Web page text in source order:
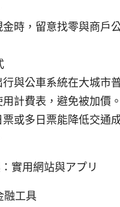
金時，留意找零與商戶
行與公車系統在大城市
計費表，避免被加價。
票或多日票能降低交通
實用網站與アプリ
融工具